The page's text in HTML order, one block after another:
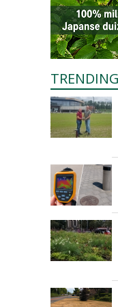
TRENDING